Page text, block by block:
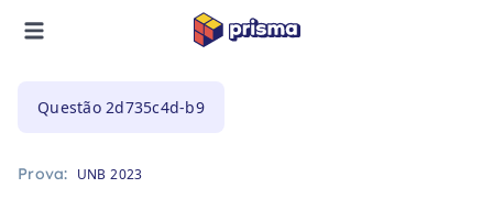
Questão 2d735c4d-b9
Prova: UNB 2023